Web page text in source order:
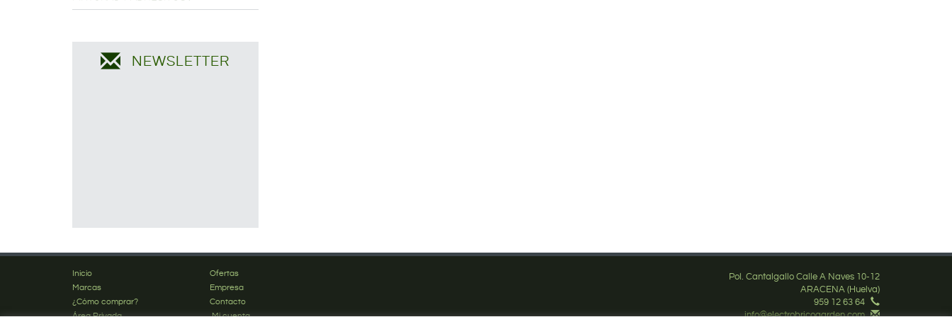
NEWSLETTER
Inicio
Ofertas
Marcas
Empresa
¿Cómo comprar?
Contacto
Pol. Cantalgallo Calle A Naves 10-12
ARACENA (Huelva)
959 12 63 64
info@electrobricogarden.com